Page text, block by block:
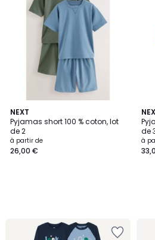
NEXT
Pyjamas short 100 % coton, lot
de 2
à partir de
26,00 €
de
à
4